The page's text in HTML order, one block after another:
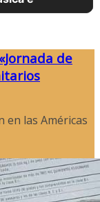
de
en las Américas